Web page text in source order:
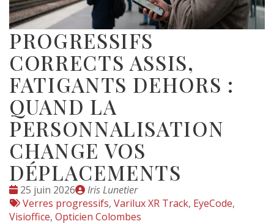
PROGRESSIFS
CORRECTS ASSIS,
FATIGANTS DEHORS :
QUAND LA
PERSONNALISATION
CHANGE VOS
DÉPLACEMENTS
Date
:
25 juin 2026
Publié
par
Iris Lunetier
Tags
:
Verres progressifs, Varilux XR Track, EyeCode,
Visioffice, Opticien Colombes